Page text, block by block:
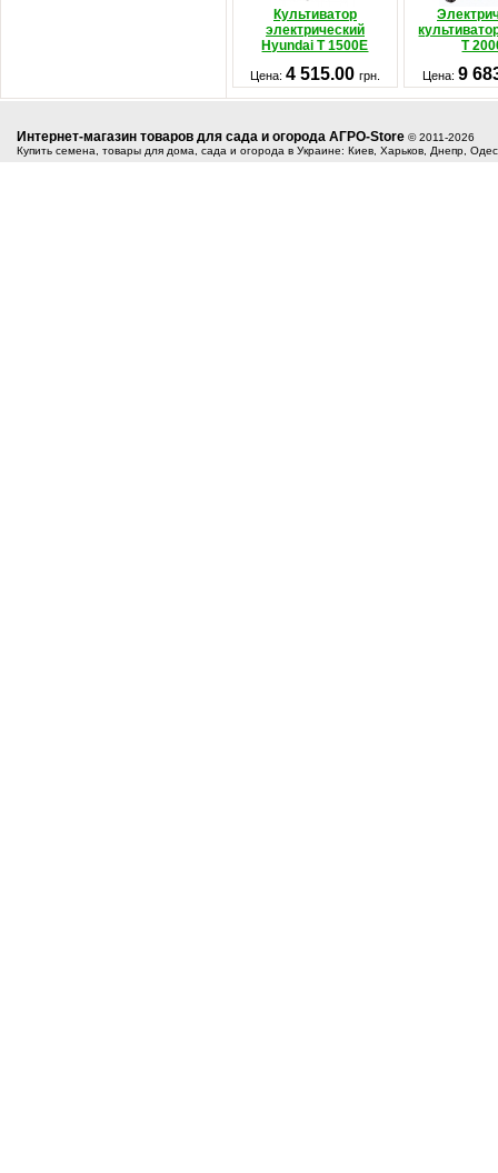
Культиватор
электрический
Hyundai T 1500E
T
Цена: 4 515.00 грн. Цена: 9
Интернет-магазин товаров для сада и огорода АГРО-Store © 2011-2026
Купить семена, товары для дома, сада и огорода в Украине: Киев, Харьков, Днепр,